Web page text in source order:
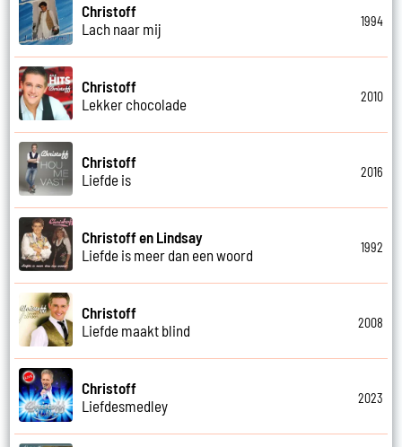
Christoff
Lach naar mij
1994
Christoff
Lekker chocolade
2010
Christoff
Liefde is
2016
Christoff en Lindsay
Liefde is meer dan een woord
1992
Christoff
Liefde maakt blind
2008
Christoff
Liefdesmedley
2023